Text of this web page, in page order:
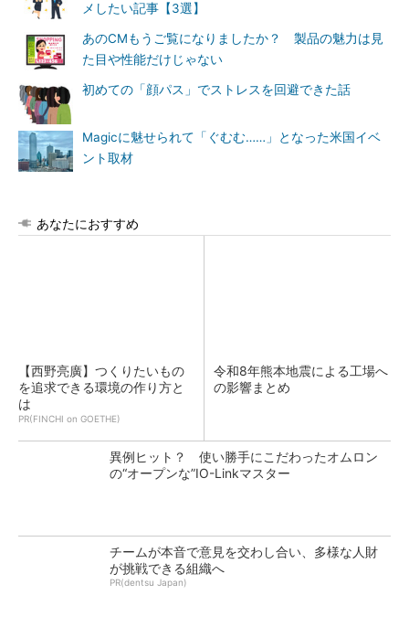
メしたい記事【3選】
あのCMもうご覧になりましたか？ 製品の魅力は見
た目や性能だけじゃない
初めての「顔パス」でストレスを回避できた話
Magicに魅せられて「ぐむむ……」となった米国イベ
ント取材
あなたにおすすめ
【西野亮廣】つくりたいもの
を追求できる環境の作り方と
は
PR(FINCHI on GOETHE)
令和8年熊本地震による工場へ
の影響まとめ
異例ヒット？ 使い勝手にこだわったオムロン
の“オープンな”IO-Linkマスター
チームが本音で意見を交わし合い、多様な人財
が挑戦できる組織へ
PR(dentsu Japan)